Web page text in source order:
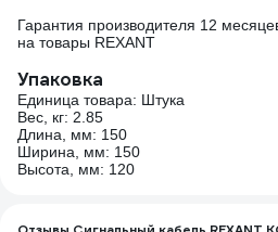
Гарантия производителя 12
на товары REXANT
Упаковка
Единица товара: Штука
Вес, кг: 2.85
Длина, мм: 150
Ширина, мм: 150
Высота, мм: 120